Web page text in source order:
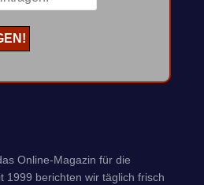
Online-Magazin für die
1999 berichten wir täglich frisch